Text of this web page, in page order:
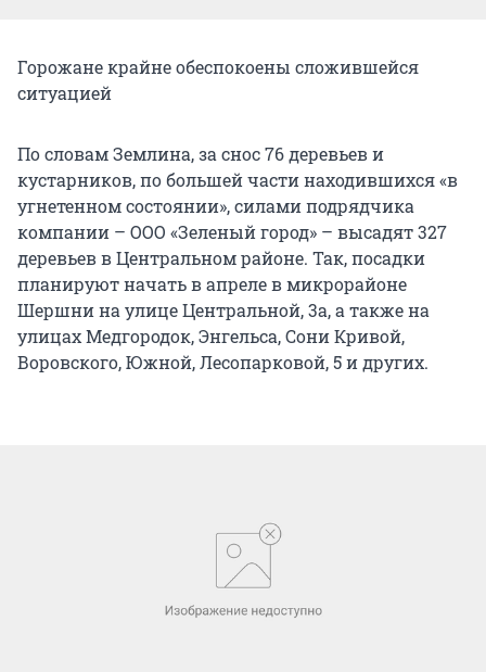
Горожане крайне обеспокоены сложившейся
ситуацией
По словам Землина, за снос 76 деревьев и
кустарников, по большей части находившихся «в
угнетенном состоянии», силами подрядчика
компании – ООО «Зеленый город» – высадят 327
деревьев в Центральном районе. Так, посадки
планируют начать в апреле в микрорайоне
Шершни на улице Центральной, 3а, а также на
улицах Медгородок, Энгельса, Сони Кривой,
Воровского, Южной, Лесопарковой, 5 и других.